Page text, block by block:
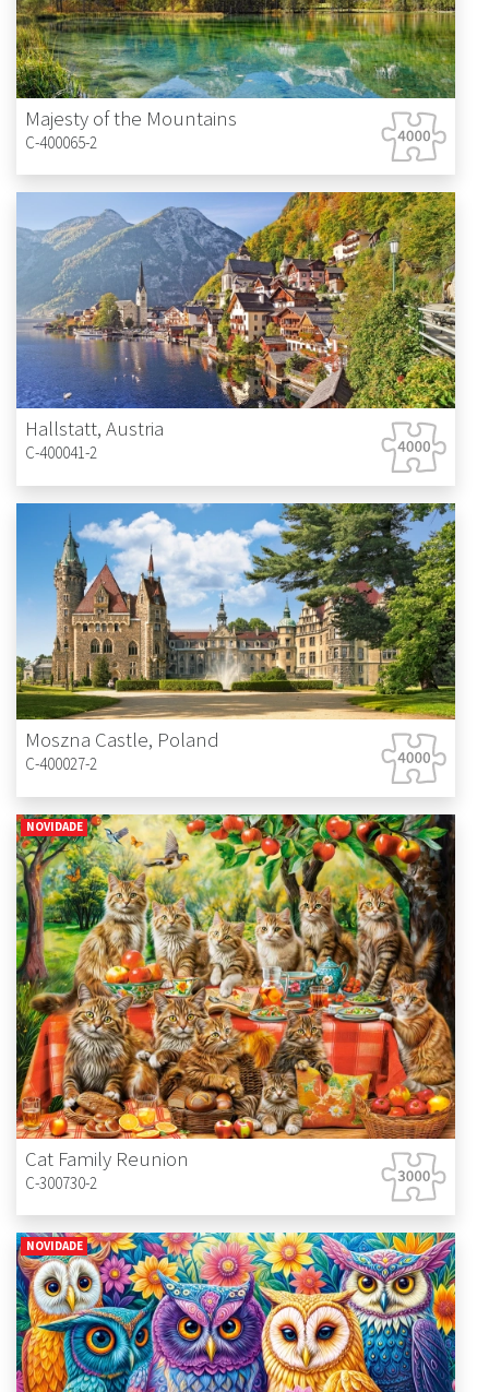
Majesty of the Mountains
C-400065-2
Hallstatt, Austria
C-400041-2
Moszna Castle, Poland
C-400027-2
NOVIDADE
Cat Family Reunion
C-300730-2
NOVIDADE